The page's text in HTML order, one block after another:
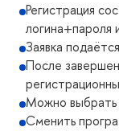
Регистрация
логина+пароля
Заявка
После
Можно выбрать
Сменить